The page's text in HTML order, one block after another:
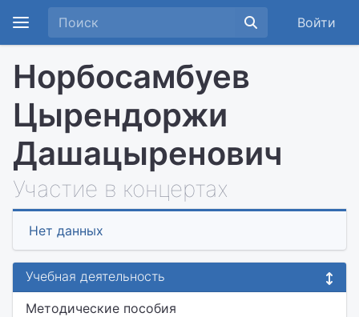
Войти
Норбосамбуев
Цырендоржи
Дашацыренович
Участие в концертах
Нет данных
Учебная деятельность
Методические пособия